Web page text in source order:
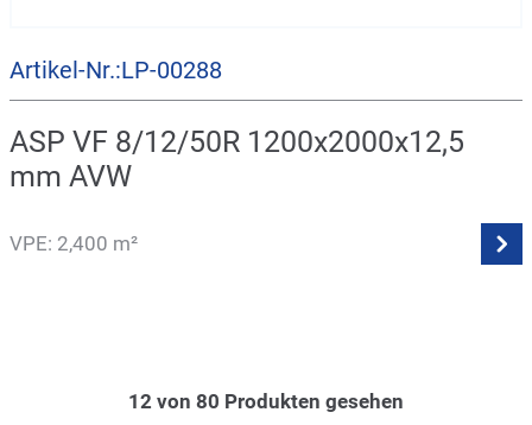
Artikel-Nr.:LP-00288
ASP VF 8/12/50R 1200x2000x12,5
mm AVW
VPE: 2,400 m²
12 von 80 Produkten gesehen